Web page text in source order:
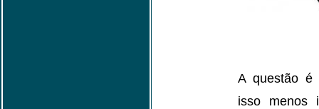
A questão é
isso menos